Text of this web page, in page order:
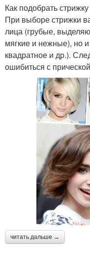
Как подобрать
При выборе стрижки
лица (грубые,
мягкие и нежные), но
квадратное и др.).
ошибиться с
читать дальше →